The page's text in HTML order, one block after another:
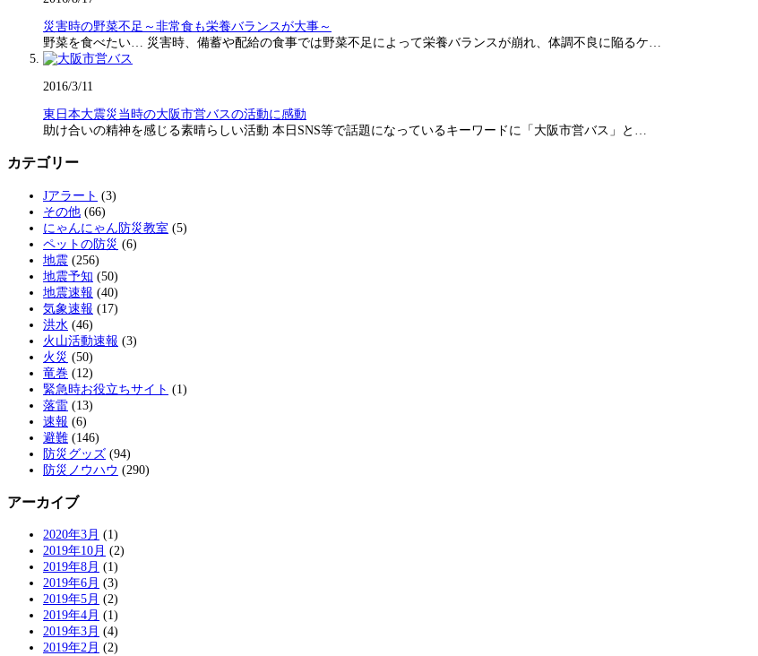
災害時の野菜不足～非常食も栄養バランスが大事～
野菜を食べたい… 災害時、備蓄や配給の食事では野菜不足によって栄養バランスが崩れ、体調不良に陥るケ…
2016/3/11
東日本大震災当時の大阪市営バスの活動に感動
助け合いの精神を感じる素晴らしい活動 本日SNS等で話題になっているキーワードに「大阪市営バス」と…
カテゴリー
Jアラート (3)
その他 (66)
にゃんにゃん防災教室 (5)
ペットの防災 (6)
地震 (256)
地震予知 (50)
地震速報 (40)
気象速報 (17)
洪水 (46)
火山活動速報 (3)
火災 (50)
竜巻 (12)
緊急時お役立ちサイト (1)
落雷 (13)
速報 (6)
避難 (146)
防災グッズ (94)
防災ノウハウ (290)
アーカイブ
2020年3月 (1)
2019年10月 (2)
2019年8月 (1)
2019年6月 (3)
2019年5月 (2)
2019年4月 (1)
2019年3月 (4)
2019年2月 (2)